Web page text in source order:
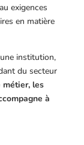
exigences
en matière
institution,
du secteur
métier, les
à